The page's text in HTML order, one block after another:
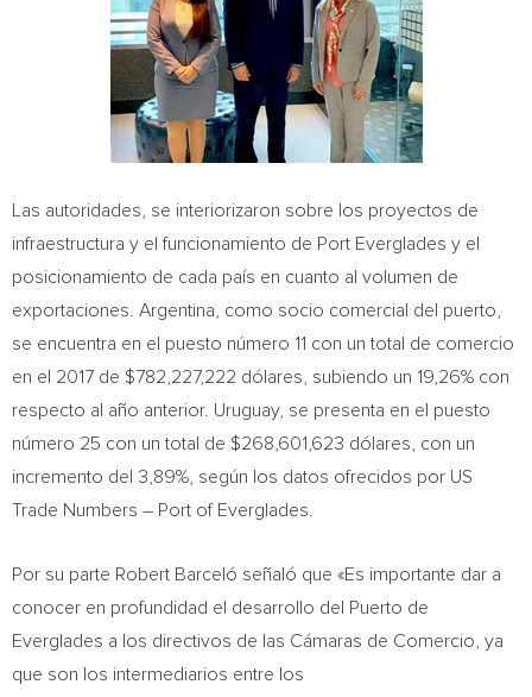
Las autoridades, se interiorizaron sobre los proyectos de
infraestructura y el funcionamiento de Port Everglades y el
posicionamiento de cada país en cuanto al volumen de
exportaciones. Argentina , como socio comercial del puerto,
se encuentra en el puesto número 11 con un total de comercio
en el 2017 de $782,227,222 dólares, subiendo un 19,26% con
respecto al año anterior. Uruguay, se presenta en el puesto
número 25 con un total de $268,601,623 dólares, con un
incremento del 3,89%, según los datos ofrecidos por US
Trade Numbers – Port of Everglades.
Por su parte Robert Barceló señaló que «Es importante dar a
conocer en profundidad el desarrollo del Puerto de
Everglades a los directivos de las Cámaras de Comercio, ya
que son los intermediarios entre los